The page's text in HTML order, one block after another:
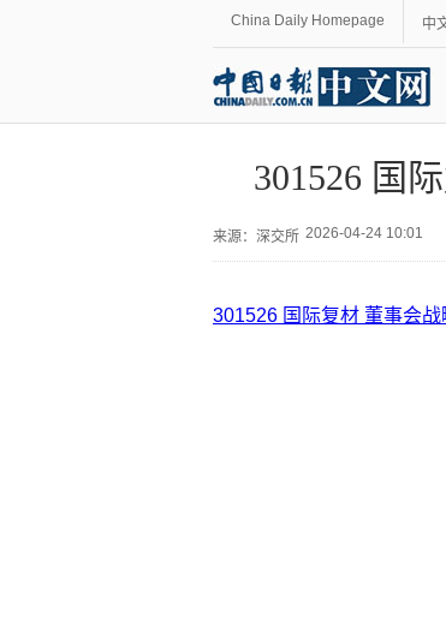
China Daily Homepage 中
301526 国
来源： 深交所 2026-04-24 10:01
301526 国际复材 董事会战